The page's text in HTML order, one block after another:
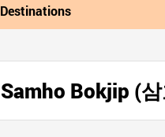
Destinations
Samho Bokjip (